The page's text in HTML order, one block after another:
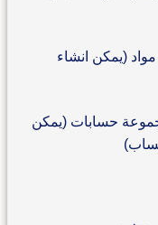
(يمكن انشاء
حسابات (يمكن